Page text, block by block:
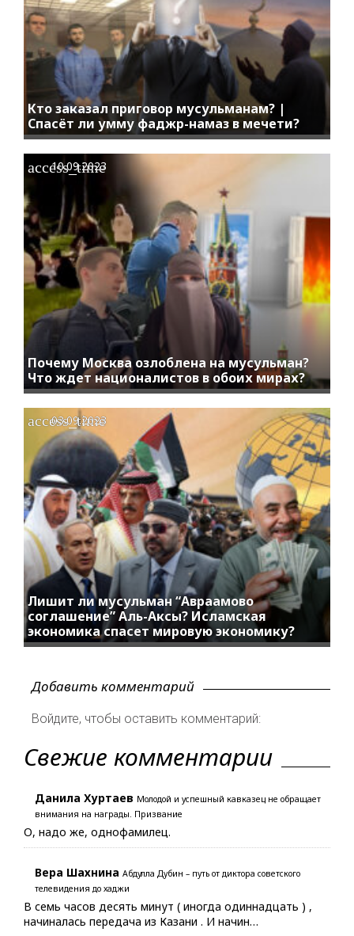
Кто заказал приговор мусульманам? |
Спасёт ли умму фаджр-намаз в мечети?
Почему Москва озлоблена на мусульман?
Что ждет националистов в обоих мирах?
access_time
10.09.2023
Лишит ли мусульман “Авраамово
соглашение” Аль-Аксы? Исламская
экономика спасет мировую экономику?
access_time
03.09.2023
Добавить комментарий
Войдите, чтобы оставить комментарий:
Свежие комментарии
Данила Хуртаев Молодой и успешный кавказец не обращает
внимания на награды. Призвание
О, надо же, однофамилец.
Вера Шахнина Абдулла Дубин – путь от диктора советского
телевидения до хаджи
В семь часов десять минут ( иногда одиннадцать ) ,
начиналась передача из Казани . И начин…